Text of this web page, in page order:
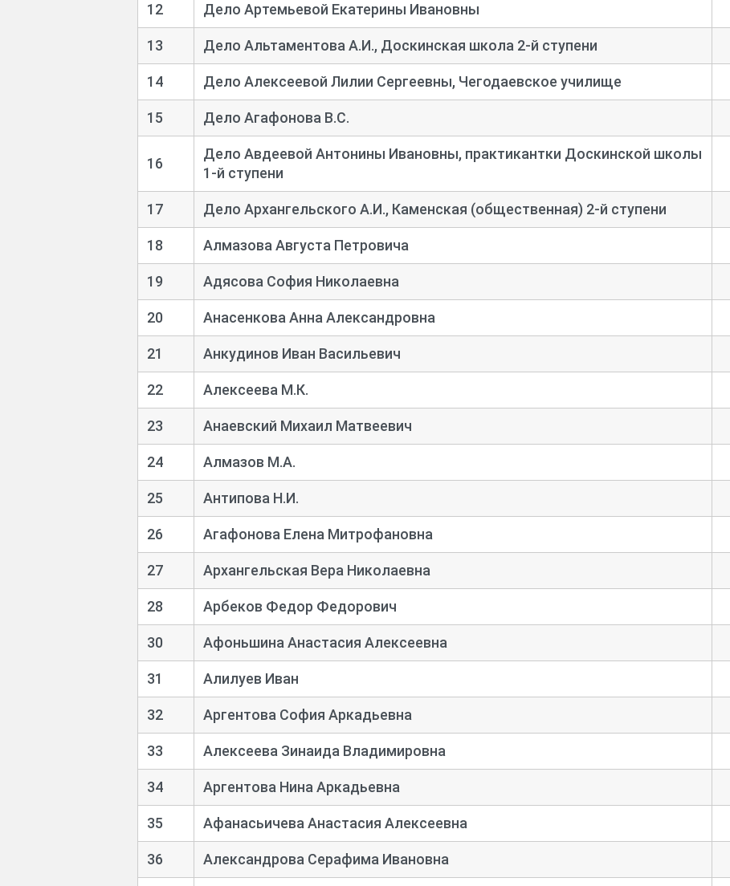
12 Дело Артемьевой Екатерины Ивановны
13 Дело Альтаментова А.И., Доскинская школа 2-й ступени
14 Дело Алексеевой Лилии Сергеевны, Чегодаевское училище
15 Дело Агафонова В.С.
16
Дело Авдеевой Антонины Ивановны, практикантки Доскинской школы
1-й ступени
17 Дело Архангельского А.И., Каменская (общественная) 2-й ступени
18 Алмазова Августа Петровича
19 Адясова София Николаевна
20 Анасенкова Анна Александровна
21 Анкудинов Иван Васильевич
22 Алексеева М.К.
23 Анаевский Михаил Матвеевич
24 Алмазов М.А.
25 Антипова Н.И.
26 Агафонова Елена Митрофановна
27 Архангельская Вера Николаевна
28 Арбеков Федор Федорович
30 Афоньшина Анастасия Алексеевна
31 Алилуев Иван
32 Аргентова София Аркадьевна
33 Алексеева Зинаида Владимировна
34 Аргентова Нина Аркадьевна
35 Афанасьичева Анастасия Алексеевна
36 Александрова Серафима Ивановна